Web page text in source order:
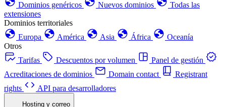
Dominios genéricos
Nuevos dominios
Todas las
extensiones
Dominios territoriales
Europa
América Asia África
Oceanía
Otros
Tarifas
Descuentos por volumen
Panel de gestión
Acreditaciones de dominios
Domain contact
Registrant
rights
API para desarrolladores
Hosting y correo